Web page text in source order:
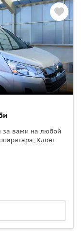
за вами на любой
Клонг